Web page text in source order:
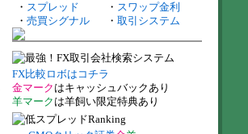
・ スプレッド ・ スワップ金利
・ 売買シグナル ・ 取引システム
FX比較ロボはコチラ
金マーク はキャッシュバックあり
羊マーク は羊飼い限定特典あり